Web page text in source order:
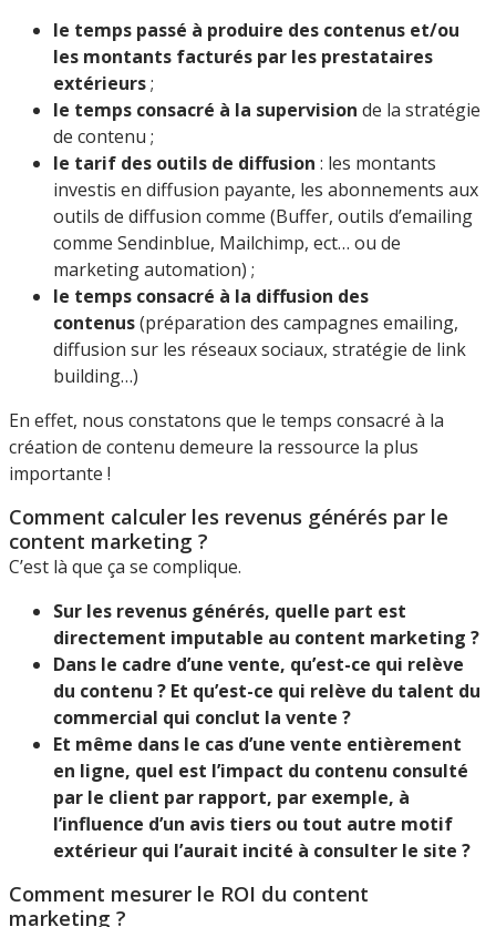
le temps passé à produire des contenus et/ou
les montants facturés par les prestataires
extérieurs;
le temps consacré à la supervision de la stratégie
de contenu ;
le tarif des outils de diffusion : les montants
investis en diffusion payante, les abonnements aux
outils de diffusion comme (Buffer, outils d’emailing
comme Sendinblue, Mailchimp, ect… ou de
marketing automation) ;
le temps consacré à la diffusion des
contenus(préparation des campagnes emailing,
diffusion sur les réseaux sociaux, stratégie de link
building…)
En effet, nous constatons que le temps consacré à la
création de contenu demeure la ressource la plus
importante !
Comment calculer les revenus générés par le
content marketing ?
C’est là que ça se complique.
Sur les revenus générés, quelle part est
directement imputable au content marketing ?
Dans le cadre d’une vente, qu’est-ce qui relève
du contenu ? Et qu’est-ce qui relève du talent du
commercial qui conclut la vente ?
Et même dans le cas d’une vente entièrement
en ligne, quel est l’impact du contenu consulté
par le client par rapport, par exemple, à
l’influence d’un avis tiers ou tout autre motif
extérieur qui l’aurait incité à consulter le site ?
Comment mesurer le ROI du content
marketing ?